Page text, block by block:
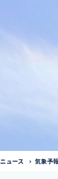
ニュース 気象予